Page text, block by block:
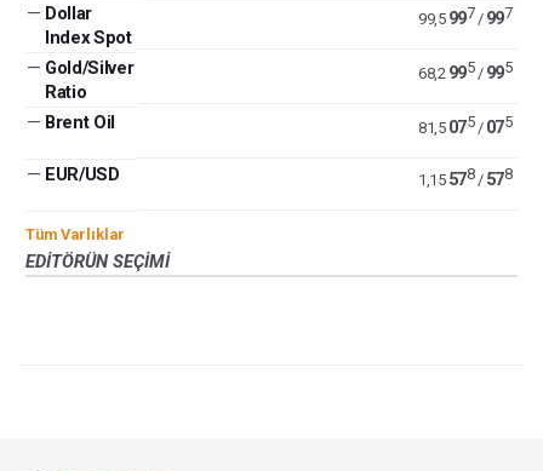
— Dollar
Index Spot
99,5 997 / 997
— Gold/Silver
Ratio
68,2 995/ 995
— Brent Oil 81,5 075/ 075
— EUR/USD 1,15 578/ 578
Tüm Varlıklar
EDITÖRÜN SEÇIMI